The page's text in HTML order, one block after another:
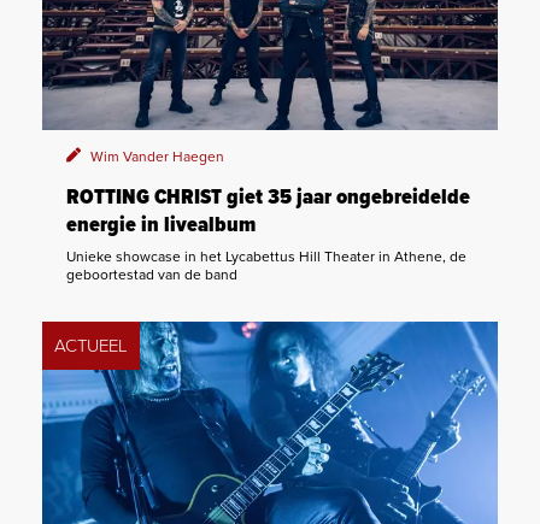
Wim Vander Haegen
ROTTING CHRIST giet 35 jaar ongebreidelde
energie in livealbum
Unieke showcase in het Lycabettus Hill Theater in Athene, de
geboortestad van de band
ACTUEEL